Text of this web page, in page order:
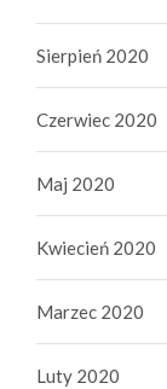
Sierpień 2020
Czerwiec 2020
Maj 2020
Kwiecień 2020
Marzec 2020
Luty 2020